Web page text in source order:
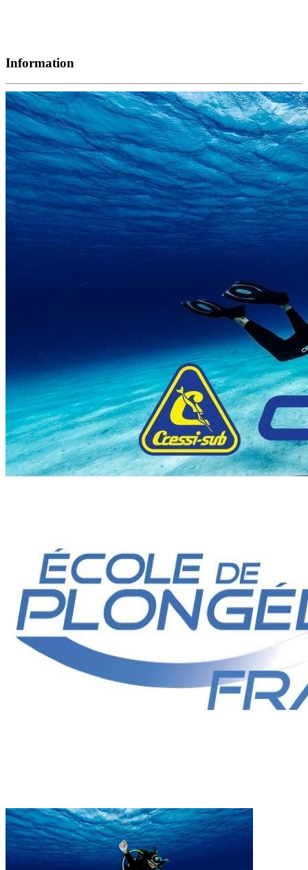
Information